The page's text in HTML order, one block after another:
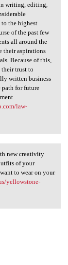
writing, editing,
the highest
of the past few
all around the
their aspirations
Because of this,
trust to
written business
for future
law-
new creativity
of your
to wear on your
yellowstone-